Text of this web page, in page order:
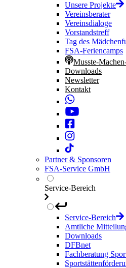
Unsere Projekte
Vereinsberater
Vereinsdialoge
Vorstandstreff
Tag des
FSA-Feriencamps
Musste-
Downloads
Newsletter
Kontakt
Partner & Sponsoren
FSA-Service GmbH
Service-Bereich
Service-Bereich
Amtliche
Downloads
DFBnet
Fachberatung